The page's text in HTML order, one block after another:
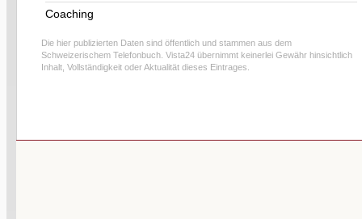
Coaching
Die hier publizierten Daten sind öffentlich und stammen aus dem
Schweizerischem Telefonbuch. Vista24 übernimmt keinerlei Gewähr hinsichtlich
Inhalt, Vollständigkeit oder Aktualität dieses Eintrages.